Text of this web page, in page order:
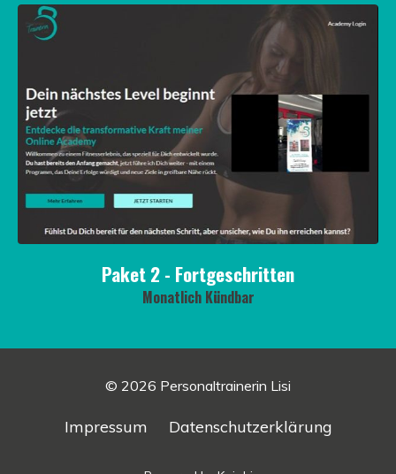
Paket 2 - Fortgeschritten
Monatlich Kündbar
© 2026 Personaltrainerin Lisi
Impressum Datenschutzerklärung